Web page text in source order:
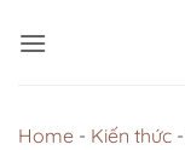
qua
Home - Kiến thức -